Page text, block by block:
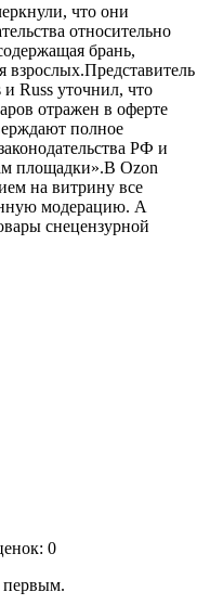
что они
относительно
брань,
взрослых.Представитель
Russ уточнил, что
отражен в оферте
полное
РФ и
площадки».В Ozon
на витрину все
модерацию. А
снецензурной
0
первым.